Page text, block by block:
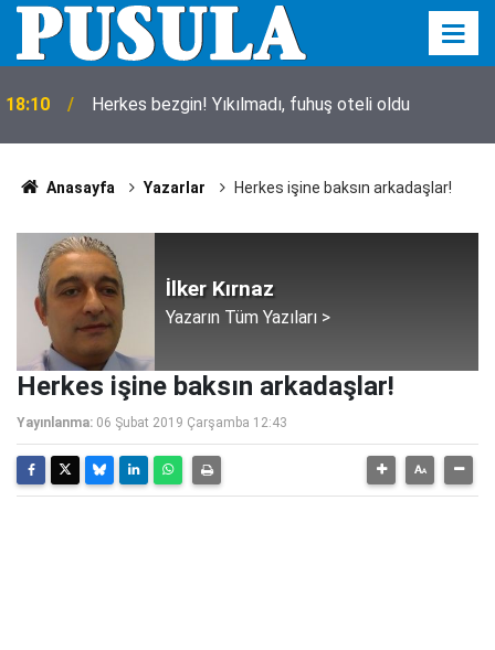
18:10 Herkes bezgin! Yıkılmadı, fuhuş oteli oldu
Anasayfa Yazarlar Herkes işine baksın arkadaşlar!
İlker Kırnaz
Yazarın Tüm Yazıları >
Herkes işine baksın arkadaşlar!
Yayınlanma: 06 Şubat 2019 Çarşamba 12:43